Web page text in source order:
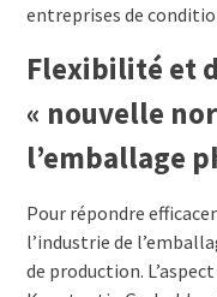
entreprises de
Flexibilité et
« nouvelle
l’emballage
Pour répondre
l’industrie de
de production.